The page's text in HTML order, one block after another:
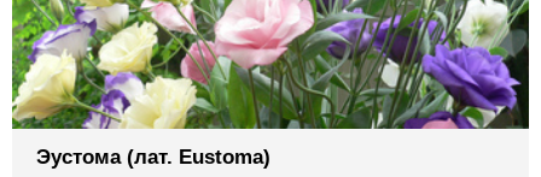
Эустома (лат. Eustoma)